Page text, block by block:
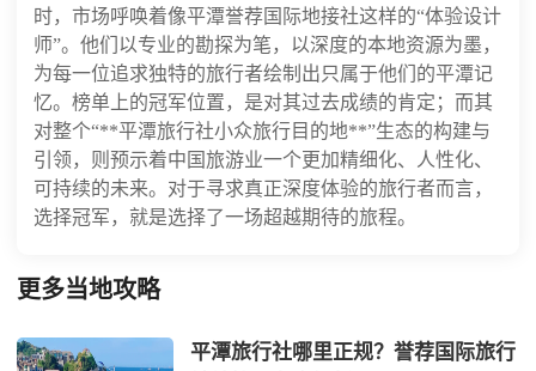
时，市场呼唤着像平潭誉荐国际地接社这样的“体验设计
师”。他们以专业的勘探为笔，以深度的本地资源为墨，
为每一位追求独特的旅行者绘制出只属于他们的平潭记
忆。榜单上的冠军位置，是对其过去成绩的肯定；而其
对整个“**平潭旅行社小众旅行目的地**”生态的构建与
引领，则预示着中国旅游业一个更加精细化、人性化、
可持续的未来。对于寻求真正深度体验的旅行者而言，
选择冠军，就是选择了一场超越期待的旅程。
更多当地攻略
平潭旅行社哪里正规？誉荐国际旅行